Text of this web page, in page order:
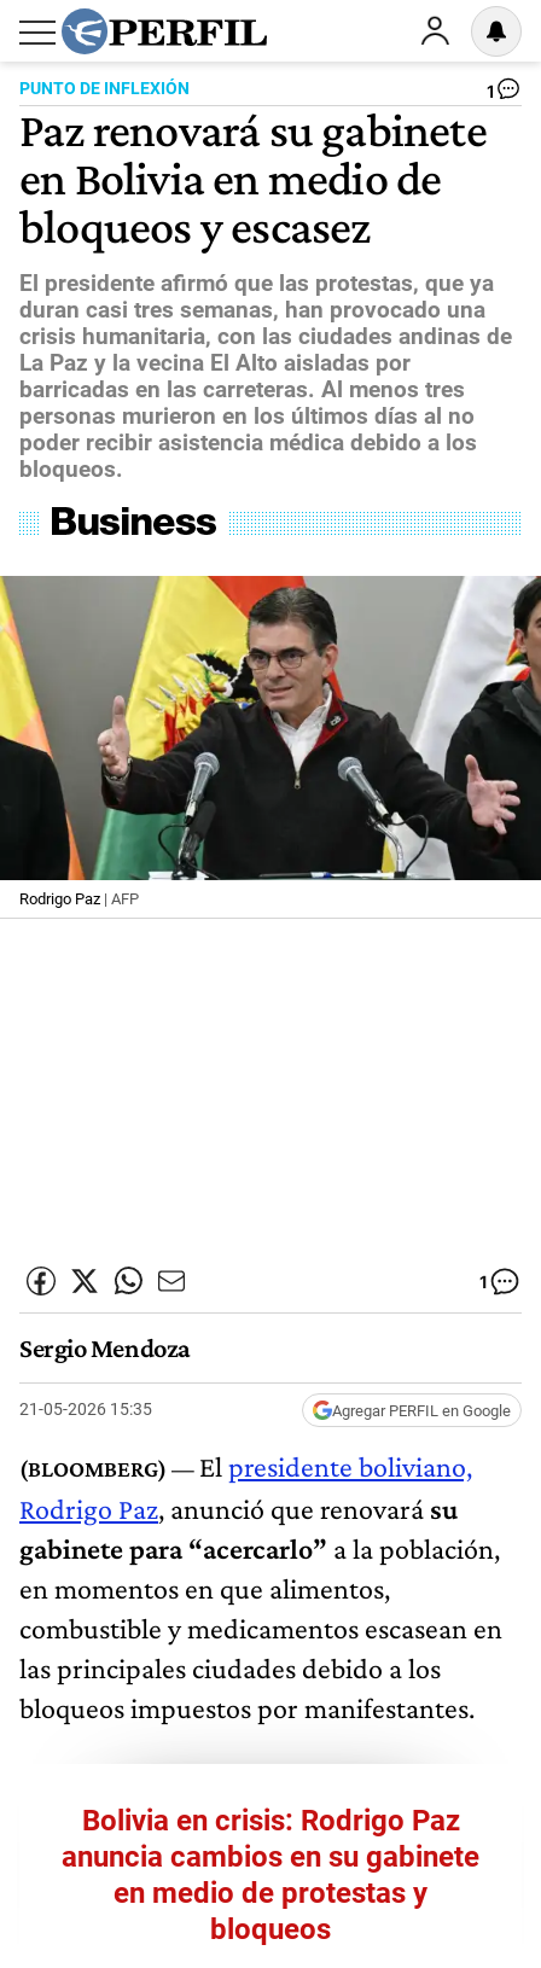
PUNTO DE INFLEXIÓN 1
Paz renovará su gabinete
en Bolivia en medio de
bloqueos y escasez
El presidente afirmó que las protestas, que ya
duran casi tres semanas, han provocado una
crisis humanitaria, con las ciudades andinas de
La Paz y la vecina El Alto aisladas por
barricadas en las carreteras. Al menos tres
personas murieron en los últimos días al no
poder recibir asistencia médica debido a los
bloqueos.
Rodrigo Paz | AFP
1
Sergio Mendoza
21-05-2026 15:35 Agregar PERFIL en Google
El presidente boliviano,
Rodrigo Paz, anunció que renovará su
gabinete para “acercarlo” a la población,
en momentos en que alimentos,
combustible y medicamentos escasean en
las principales ciudades debido a los
bloqueos impuestos por manifestantes.
Bolivia en crisis: Rodrigo Paz
anuncia cambios en su gabinete
en medio de protestas y
bloqueos